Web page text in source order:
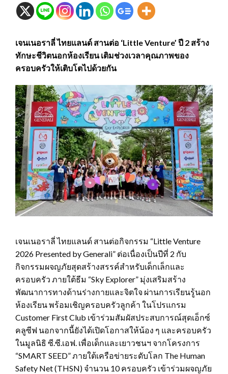
เจนเนอราลี่ ไทยแลนด์ สานต่อ ‘Little Venture’ ปี 2 สร้าง
ทักษะชีวิตนอกห้องเรียน เติมช่วงเวลาคุณภาพของ
ครอบครัวให้เติบโตไปด้วยกัน
เจนเนอราลี่ ไทยแลนด์ สานต่อกิจกรรม “Little Venture
2026 Presented by Generali” ต่อเนื่องเป็นปีที่ 2 กับ
กิจกรรมผจญภัยสุดสร้างสรรค์สำหรับเด็กเล็กและ
ครอบครัว ภายใต้ธีม “Sky Explorer” มุ่งเสริมสร้าง
พัฒนาการทางด้านร่างกายและจิตใจ ผ่านการเรียนรู้นอก
ห้องเรียน พร้อมเชิญครอบครัวลูกค้า ในโปรแกรม
Customer First Club เข้าร่วมสัมผัสประสบการณ์สุดเอ็กซ์
คลูซีฟ นอกจากนี้ยังได้เปิดโอกาสให้น้อง ๆ และครอบครัว
ในมูลนิธิ ซี.ซี.เอฟ. เพื่อเด็กและเยาวชนฯ จากโครงการ
“SMART SEED” ภายใต้เครือข่ายระดับโลก The Human
Safety Net (THSN) จำนวน 10 ครอบครัว เข้าร่วมผจญภัย